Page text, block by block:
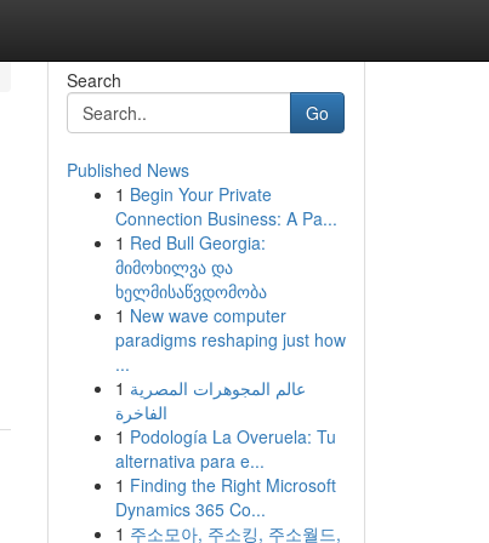
Search
Go
Published News
1 Begin Your Private
Connection Business: A Pa...
1 Red Bull Georgia:
მიმოხილვა და
ხელმისაწვდომობა
1 New wave computer
paradigms reshaping just how
...
1 عالم المجوهرات المصرية
الفاخرة
1 Podología La Overuela: Tu
alternativa para e...
1 Finding the Right Microsoft
Dynamics 365 Co...
1 주소모아, 주소킹, 주소월드,